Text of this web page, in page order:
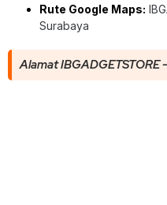
Rute Google Maps:
Surabaya
Alamat IBGADGETSTORE